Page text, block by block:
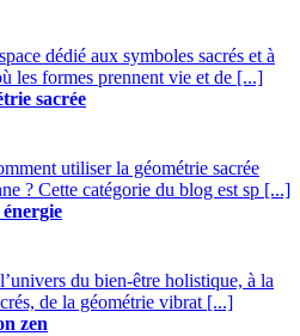
dédié aux symboles sacrés et à
les formes prennent vie et de [...]
sacrée
utiliser la géométrie sacrée
? Cette catégorie du blog est sp [...]
du bien-être holistique, à la
de la géométrie vibrat [...]
zen